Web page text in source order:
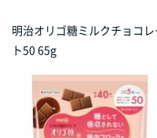
明治オリゴ糖ミルクチョコレ
ト50 65g